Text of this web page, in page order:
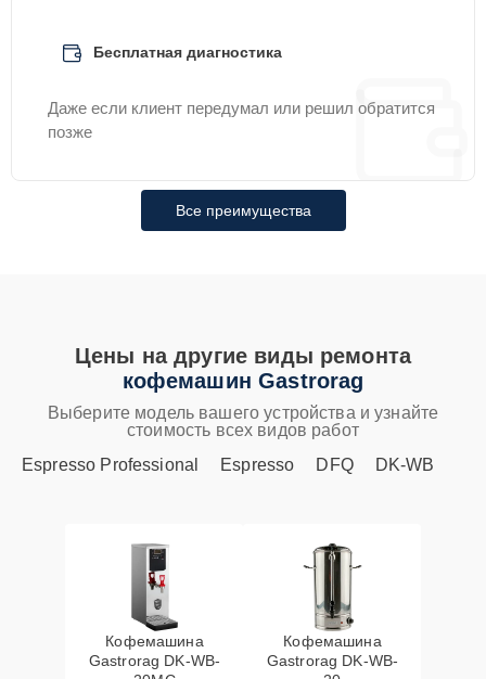
Бесплатная диагностика
Даже если клиент передумал или решил обратится
позже
Все преимущества
Цены на другие виды ремонта
кофемашин Gastrorag
Выберите модель вашего устройства и узнайте
стоимость всех видов работ
Espresso Professional
Espresso DFQ DK-WB
Кофемашина
Gastrorag DK-WB-
Кофемашина
Gastrorag DK-WB-